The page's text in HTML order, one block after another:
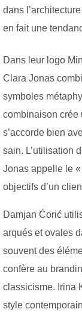
dans
en fait une
Dans leur logo
Clara Jonas
symboles
combinaison crée
s’accorde bien
sain. L’utilisation
Jonas appelle le
objectifs d’un
Damjan Ćorić
arqués et ovales
souvent des
confère au
classicisme. Irina
style